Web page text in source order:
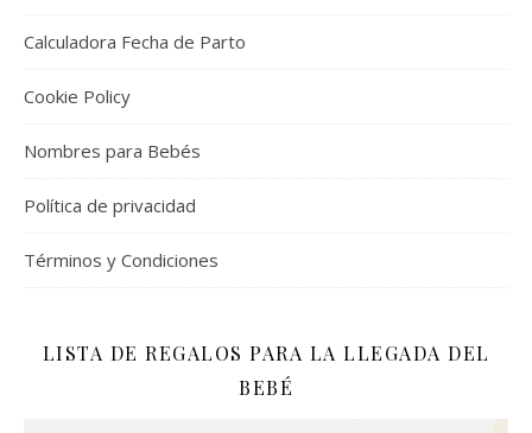
Calculadora Fecha de Parto
Cookie Policy
Nombres para Bebés
Política de privacidad
Términos y Condiciones
LISTA DE REGALOS PARA LA LLEGADA DEL
BEBÉ